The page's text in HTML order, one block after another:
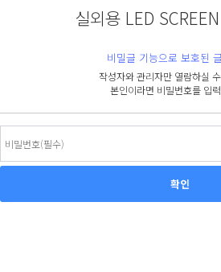
실외용 LED
비밀글 기능으로 보호된
작성자와 관리자만 열람하실
본인이라면 비밀번호를 입